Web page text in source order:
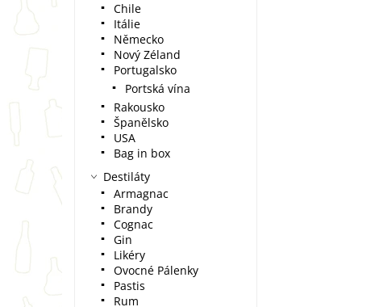
Chile
Itálie
Německo
Nový Zéland
Portugalsko
Portská vína
Rakousko
Španělsko
USA
Bag in box
Destiláty
Armagnac
Brandy
Cognac
Gin
Likéry
Ovocné Pálenky
Pastis
Rum